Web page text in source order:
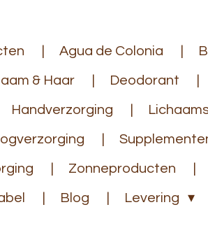
Agua de Colonia
& Haar Deodorant
Handverzorging
Zonneproducten
Blog Levering